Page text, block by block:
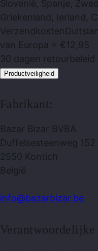
Slovenië, Spanje,
Griekenland, Ierland,
Verzendkosten
van Europa = €12,95
30 dagen retourbeleid
Productveiligheid
Fabrikant:
Bazar Bizar BVBA
Duffelsesteenweg 152
2550 Kontich
België
info@bazarbizar.be
Verantwoordelijke